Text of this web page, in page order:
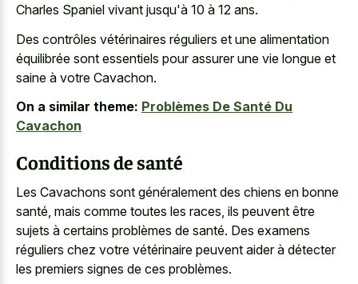
Charles Spaniel vivant jusqu'à 10 à 12 ans.
Des contrôles vétérinaires réguliers et une alimentation
équilibrée sont essentiels pour assurer une vie longue et
saine à votre Cavachon.
On a similar theme: Problèmes De Santé Du
Cavachon
Conditions de santé
Les Cavachons sont généralement des chiens en bonne
santé, mais comme toutes les races, ils peuvent être
sujets à certains problèmes de santé. Des examens
réguliers chez votre vétérinaire peuvent aider à détecter
les premiers signes de ces problèmes.